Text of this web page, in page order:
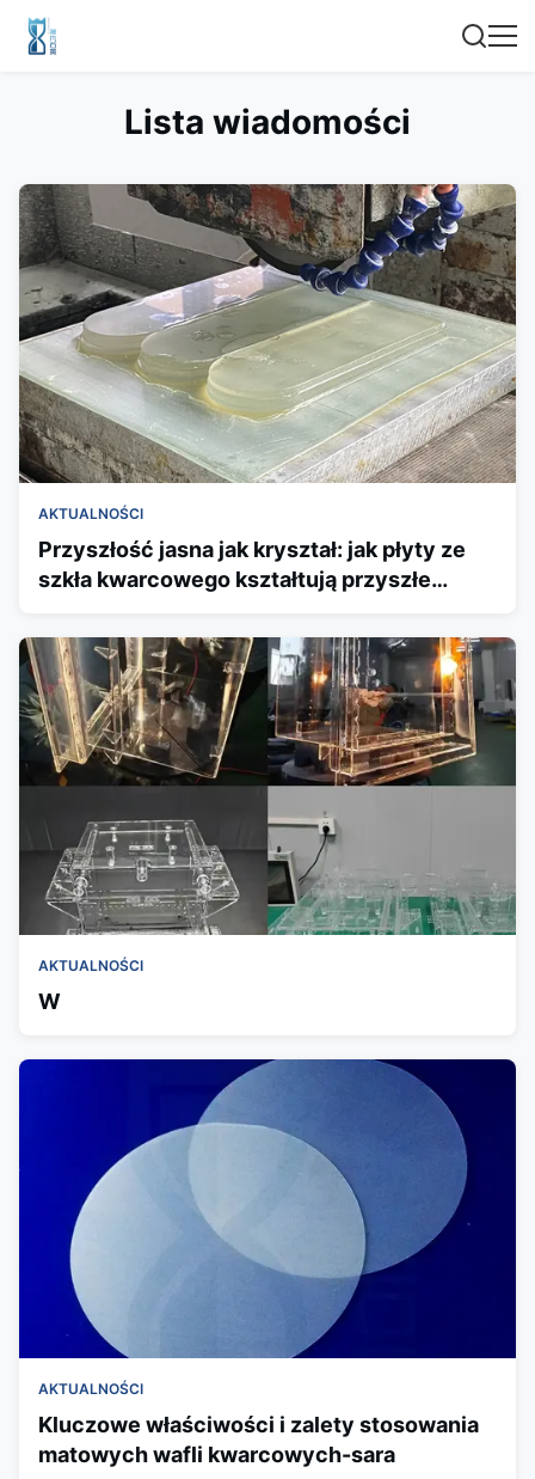
Lista wiadomości
AKTUALNOŚCI
Przyszłość jasna jak kryształ: jak płyty ze
szkła kwarcowego kształtują przyszłe
AKTUALNOŚCI
W
AKTUALNOŚCI
Kluczowe właściwości i zalety stosowania
matowych wafli kwarcowych-sara